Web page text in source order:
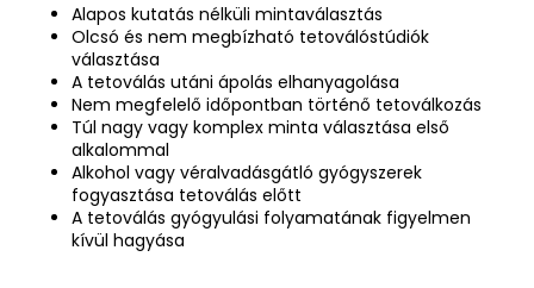
Alapos kutatás nélküli mintaválasztás
Olcsó és nem megbízható tetoválóstúdiók
választása
A tetoválás utáni ápolás elhanyagolása
Nem megfelelő időpontban történő tetoválkozás
Túl nagy vagy komplex minta választása első
alkalommal
Alkohol vagy véralvadásgátló gyógyszerek
fogyasztása tetoválás előtt
A tetoválás gyógyulási folyamatának figyelmen
kívül hagyása